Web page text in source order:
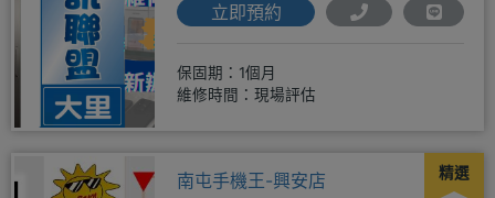
立即預約
保固期：1個月
維修時間：現場評估
精選
南屯手機王-興安店